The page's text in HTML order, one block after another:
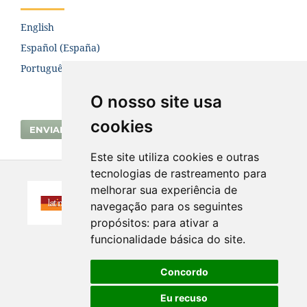
O nosso site usa
cookies
Este site utiliza cookies e outras
tecnologias de rastreamento para
melhorar sua experiência de
navegação para os seguintes
propósitos: para ativar a
funcionalidade básica do site.
Concordo
Eu recuso
English
Español (España)
Português (Brasil)
ENVIAR SUBMISSÃO